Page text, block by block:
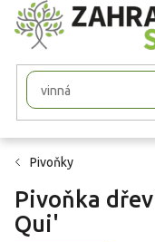
Přejít
na
obsah
Pivoňky
Pivoňka
Qui'